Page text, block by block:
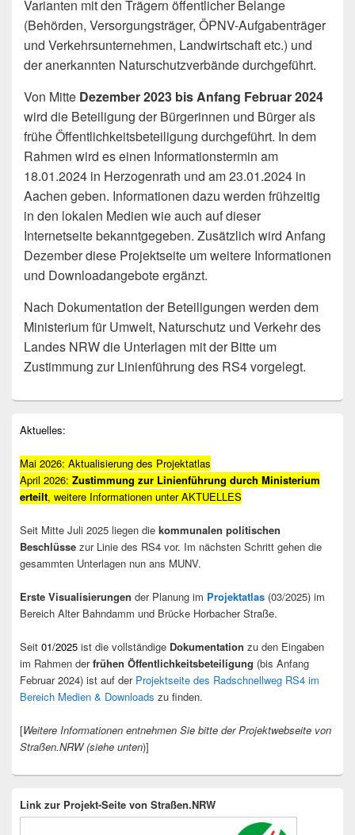
Varianten mit den Trägern öffentlicher Belange
(Behörden, Versorgungsträger, ÖPNV-Aufgabenträger
und Verkehrsunternehmen, Landwirtschaft etc.) und
der anerkannten Naturschutzverbände durchgeführt.
Von Mitte Dezember 2023 bis Anfang Februar 2024
wird die Beteiligung der Bürgerinnen und Bürger als
frühe Öffentlichkeitsbeteiligung durchgeführt. In dem
Rahmen wird es einen Informationstermin am
18.01.2024 in Herzogenrath und am 23.01.2024 in
Aachen geben. Informationen dazu werden frühzeitig
in den lokalen Medien wie auch auf dieser
Internetseite bekanntgegeben. Zusätzlich wird Anfang
Dezember diese Projektseite um weitere Informationen
und Downloadangebote ergänzt.
Nach Dokumentation der Beteiligungen werden dem
Ministerium für Umwelt, Naturschutz und Verkehr des
Landes NRW die Unterlagen mit der Bitte um
Zustimmung zur Linienführung des RS4 vorgelegt.
Seitenleisten-
Aktuelles:
Mai 2026: Aktualisierung des Projektatlas
April 2026: Zustimmung zur Linienführung durch Ministerium
erteilt, weitere Informationen unter AKTUELLES
Seit Mitte Juli 2025 liegen die kommunalen politischen
Beschlüsse zur Linie des RS4 vor. Im nächsten Schritt gehen die
gesammten Unterlagen nun ans MUNV.
Erste Visualisierungen der Planung im Projektatlas (03/2025) im
Bereich Alter Bahndamm und Brücke Horbacher Straße.
Seit 01/2025 ist die vollständige Dokumentation zu den Eingaben
im Rahmen derfrühen Öffentlichkeitsbeteiligung (bis Anfang
Februar 2024) ist auf der Projektseite des Radschnellweg RS4 im
Bereich Medien & Downloads zu finden.
[Weitere Informationen entnehmen Sie bitte der Projektwebseite von
Straßen.NRW (siehe unten)]
Link zur Projekt-Seite von Straßen.NRW